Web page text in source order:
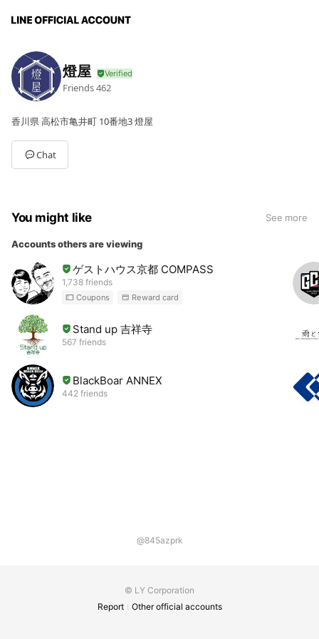
燈屋
Friends462
香川県 高松市亀井町 10番地3 燈屋
Chat
You might like See more
Accounts others are viewing
ゲストハウス京都 COMPASS
1,738 friends
Coupons Reward card
Stand up 吉祥寺
567 friends
BlackBoar ANNEX
442 friends
@845azprk
© LY Corporation
Report
Other official accounts